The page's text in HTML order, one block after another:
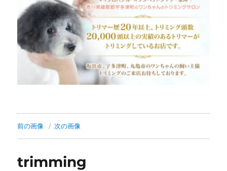
前の画像 次の画像
trimming